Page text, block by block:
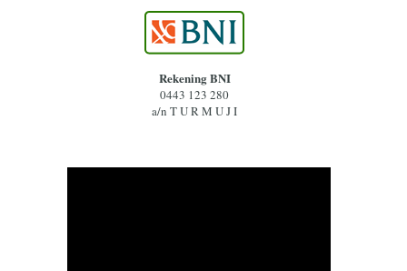
Rekening BNI
0443 123 280
a/n T U R M U J I